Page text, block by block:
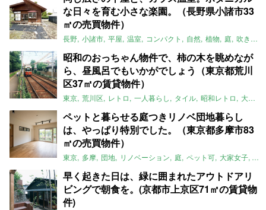
な日々を育む小さな楽園。（長野県小諸市33
㎡の売買物件）
長野 小諸市 平屋 温室 コンパクト 自然 植物 庭 吹き抜け
昭和のおっちゃん物件で、柿の木を眺めなが
ら、昼風呂でもいかがでしょう（東京都荒川
区37㎡の賃貸物件）
東京 荒川区 レトロ 一人暮らし タイル 昭和レトロ 大家女子
ペットと暮らせる庭つきリノベ団地暮らし
は、やっぱり特別でした。（東京都多摩市83
㎡の売買物件）
東京 多摩 団地 リノベーション 庭 ペット可 大家女子 団
早く起きた日は、緑に囲まれたアウトドアリ
ビングで朝食を。(京都市上京区71㎡の賃貸物
件)